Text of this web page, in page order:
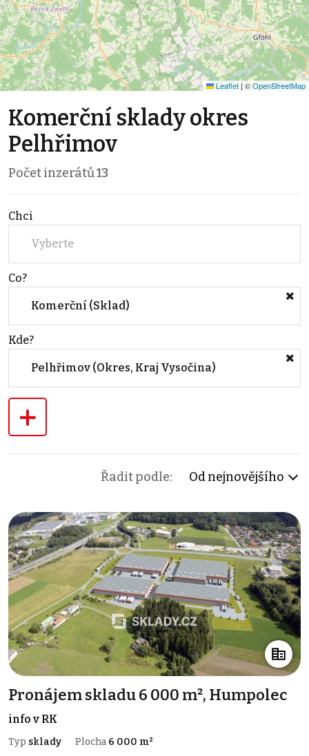
Leaflet | ©OpenStreetMap
Komerční sklady okres
Pelhřimov
Počet inzerátů13
Chci
Vyberte
Co?
Komerční (Sklad)
Kde?
Pelhřimov (Okres, Kraj Vysočina)
+
Řadit podle: Od nejnovějšího
Pronájem skladu 6 000 m², Humpolec
info v RK
Typ sklady Plocha 6 000 m²